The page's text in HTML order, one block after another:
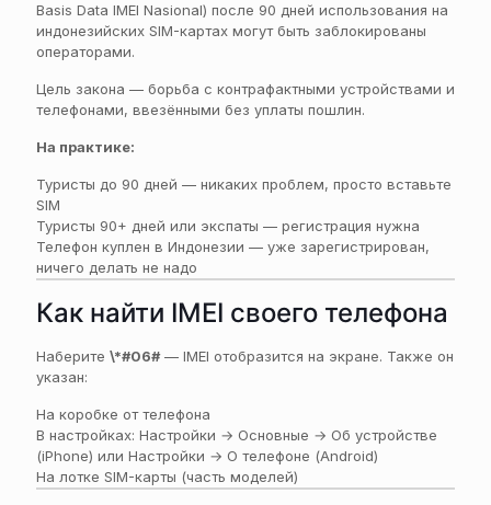
Basis Data IMEI Nasional) после 90 дней использования на
индонезийских SIM-картах могут быть заблокированы
операторами.
Цель закона — борьба с контрафактными устройствами и
телефонами, ввезёнными без уплаты пошлин.
На практике:
Туристы до 90 дней — никаких проблем, просто вставьте
SIM
Туристы 90+ дней или экспаты — регистрация нужна
Телефон куплен в Индонезии — уже зарегистрирован,
ничего делать не надо
Как найти IMEI своего телефона
Наберите \*#06#— IMEI отобразится на экране. Также он
указан:
На коробке от телефона
В настройках: Настройки → Основные → Об устройстве
(iPhone) или Настройки → О телефоне (Android)
На лотке SIM-карты (часть моделей)